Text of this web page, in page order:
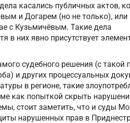
касались публичных актов,
и Догарем (но не только), или
с Кузьмичёвым. Такие дела
в них явно присутствует
судебного решения (с такой
и других процессуальных
в регионе, такие
как попыткой скрыть
стоит заметить, что и суды
нарушенных прав в